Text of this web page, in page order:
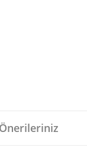
Önerileriniz